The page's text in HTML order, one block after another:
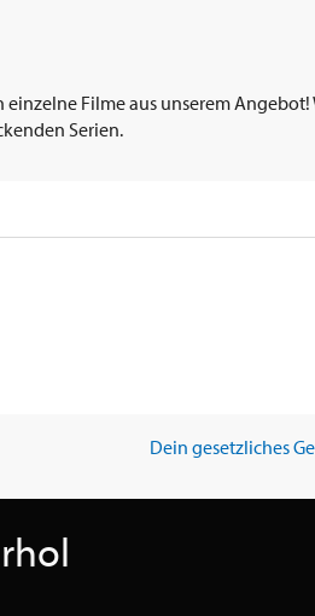
Filme aus unserem
Serien.
Dein gesetzliches